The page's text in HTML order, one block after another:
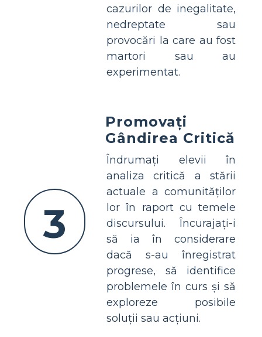
cazurilor de inegalitate,
nedreptate sau
provocări la care au fost
martori sau au
experimentat.
3
Promovați
Gândirea Critică
Îndrumați elevii în
analiza critică a stării
actuale a comunităților
lor în raport cu temele
discursului. Încurajați-i
să ia în considerare
dacă s-au înregistrat
progrese, să identifice
problemele în curs și să
exploreze posibile
soluții sau acțiuni.